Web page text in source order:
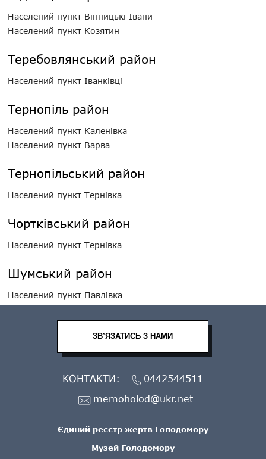
Населений пункт Вінницькі Івани
Населений пункт Козятин
Теребовлянський район
Населений пункт Іванківці
Тернопіль район
Населений пункт Каленівка
Населений пункт Варва
Тернопільський район
Населений пункт Тернівка
Чортківський район
Населений пункт Тернівка
Шумський район
Населений пункт Павлівка
Єдиний реєстр жертв Голодомору
Музей Голодомору
ЗВ’ЯЗАТИСЬ З НАМИ
КОНТАКТИ:
0442544511
memoholod@ukr.net